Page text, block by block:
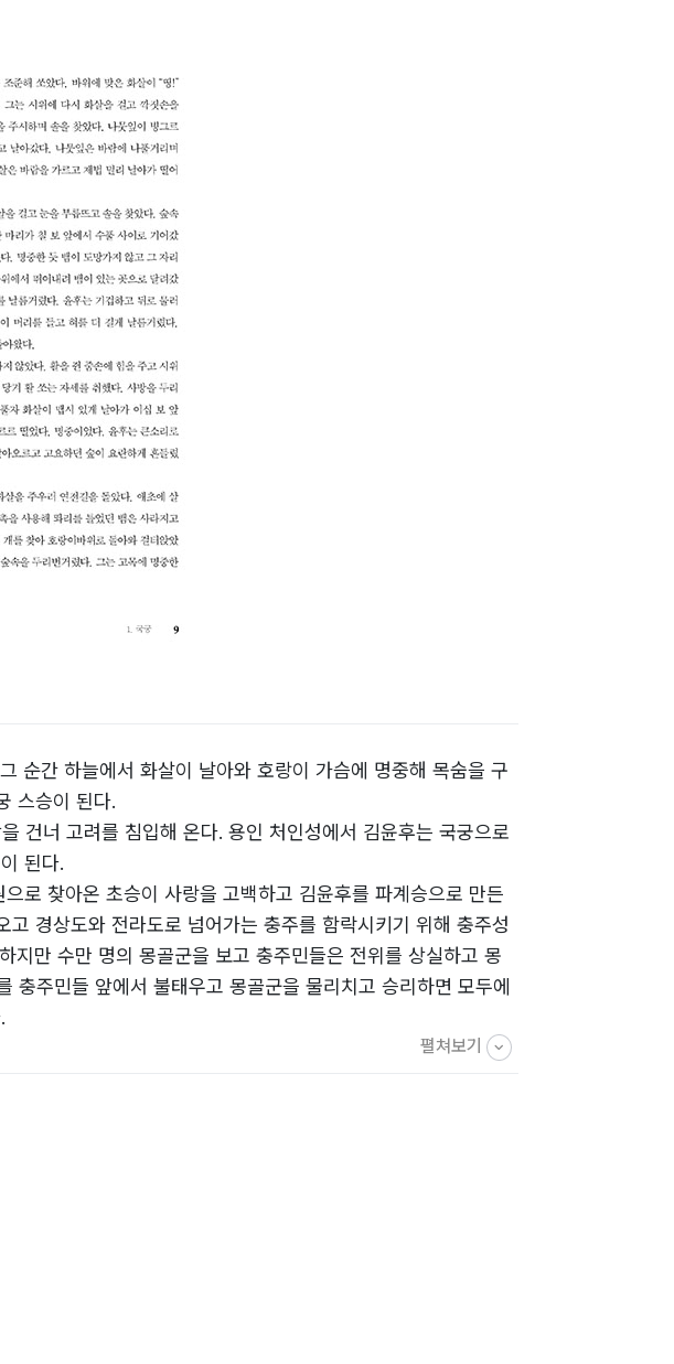
순간 하늘에서 화살이 날아와 호랑이 가슴에 명중해 목숨을 구
스승이 된다.
건너 고려를 침입해 온다. 용인 처인성에서 김윤후는 국궁으로
된다.
로 찾아온 초승이 사랑을 고백하고 김윤후를 파계승으로 만든
경상도와 전라도로 넘어가는 충주를 함락시키기 위해 충주성
지만 수만 명의 몽골군을 보고 충주민들은 전위를 상실하고 몽
충주민들 앞에서 불태우고 몽골군을 물리치고 승리하면 모두에
펼쳐보기